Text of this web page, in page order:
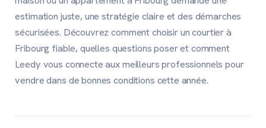
estimation juste, une stratégie claire et des démarches
sécurisées. Découvrez comment choisir un courtier à
Fribourg fiable, quelles questions poser et comment
Leedy vous connecte aux meilleurs professionnels pour
vendre dans de bonnes conditions cette année.